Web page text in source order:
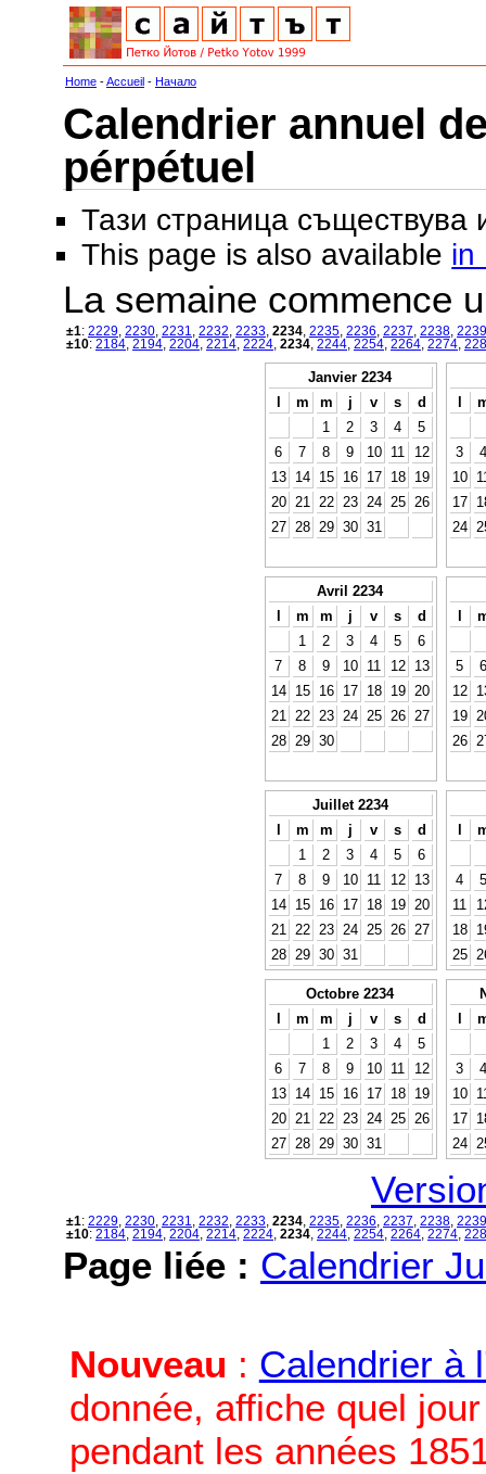
Home -Accueil - Начало
Calendrier annuel
pérpétuel
Тази страница съществува
This page is also available in
La semaine commence
±1: 2229 2230 2231 2232 2233 2234 2235 2236 2237 2238 2239
±10: 2184 2194 2204 2214 2224 2234 2244 2254 2264 2274
Janvier 2234
l
m m j v s
d
1
2 3 4
5
6
7 8 9 10 11
12
13
14 15 16 17 18
19
20
21 22 23 24 25
26
27
28 29 30 31
l
3
4
10
17
24
Avril 2234
l
m m j v s
d
1
2 3 4 5
6
7
8 9 10 11 12
13
14
15 16 17 18 19
20
21
22 23 24 25 26
27
28
29 30
l
5
6
12
19
26
Juillet 2234
l
m m j v s
d
1
2 3 4 5
6
7
8 9 10 11 12
13
14
15 16 17 18 19
20
21
22 23 24 25 26
27
28
29 30 31
l
4
5
11
18
25
Octobre 2234
l
m m j v s
d
1
2 3 4
5
6
7 8 9 10 11
12
13
14 15 16 17 18
19
20
21 22 23 24 25
26
27
28 29 30 31
l
3
4
10
17
24
±1: 2229 2230 2231 2232 2233 2234 2235 2236 2237 2238 2239
±10: 2184 2194 2204 2214 2224 2234 2244 2254 2264 2274
Page liée : Calendrier
Nouveau : Calendrier à
donnée, affiche quel
pendant les années